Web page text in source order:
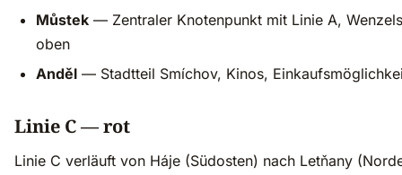
Můstek — Zentraler Knotenpunkt mit Linie A,
oben
Anděl — Stadtteil Smíchov, Kinos,
Linie C — rot
Linie C verläuft von Háje (Südosten) nach Letňany